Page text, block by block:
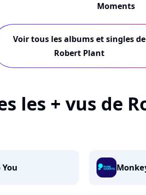
Moments
Voir tous les albums et singles de
Robert Plant
les + vus de
You